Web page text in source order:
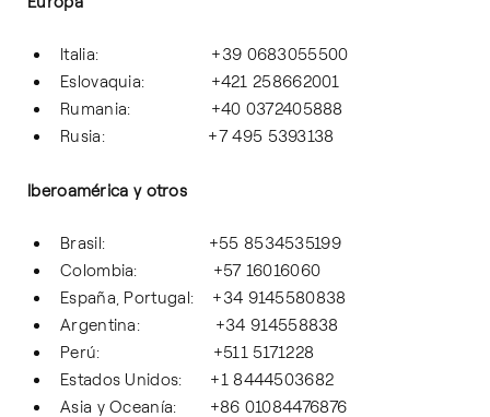
Italia: +39 0683055500
Eslovaquia: +421 258662001
Rumania: +40 0372405888
Rusia: +7 495 5393138
Iberoamérica y otros
Brasil: +55 8534535199
Colombia: +57 16016060
España, Portugal: +34 9145580838
Argentina: +34 914558838
Perú: +511 5171228
Estados Unidos: +1 8444503682
Asia y Oceanía: +86 01084476876